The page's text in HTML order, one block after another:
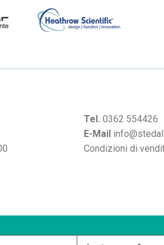
Tel. 0362 554426
E-Mail
Condizioni di